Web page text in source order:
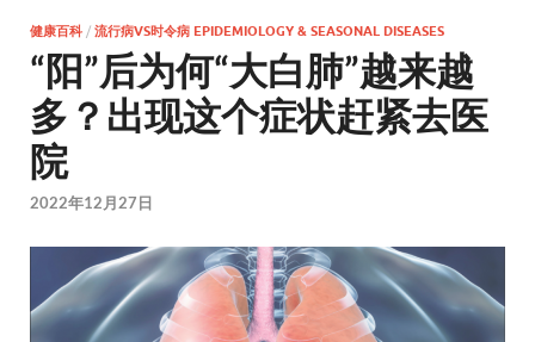
健康百科 / 流行病VS时令病 EPIDEMIOLOGY & SEASONAL DISEASES
“阳”后为何“大白肺”越来越
多？出现这个症状赶紧去医
院
2022年12月27日